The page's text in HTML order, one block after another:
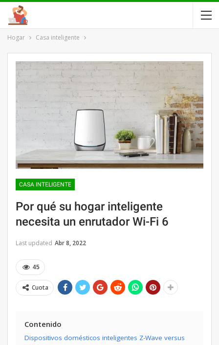
Hogar Casa inteligente
CASA INTELIGENTE
Por qué su hogar inteligente
necesita un enrutador Wi-Fi 6
Last updated Abr 8, 2022
45
Cuota
Contenido
Dispositivos domésticos inteligentes Z-Wave versus